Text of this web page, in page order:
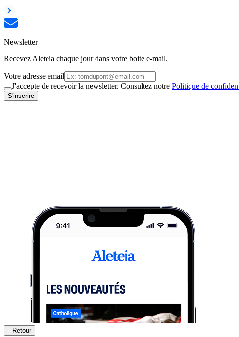
Newsletter
Recevez Aleteia chaque jour dans votre boite e-mail.
Votre adresse email
J'accepte de recevoir la newsletter. Consultez notre Politique de
S'inscrire
Retour